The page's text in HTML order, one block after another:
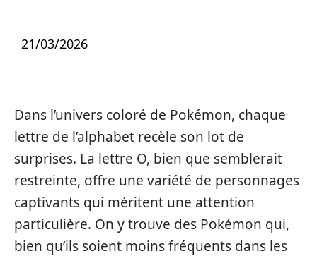
21/03/2026
Dans l’univers coloré de Pokémon, chaque
lettre de l’alphabet recèle son lot de
surprises. La lettre O, bien que semblerait
restreinte, offre une variété de personnages
captivants qui méritent une attention
particulière. On y trouve des Pokémon qui,
bien qu’ils soient moins fréquents dans les